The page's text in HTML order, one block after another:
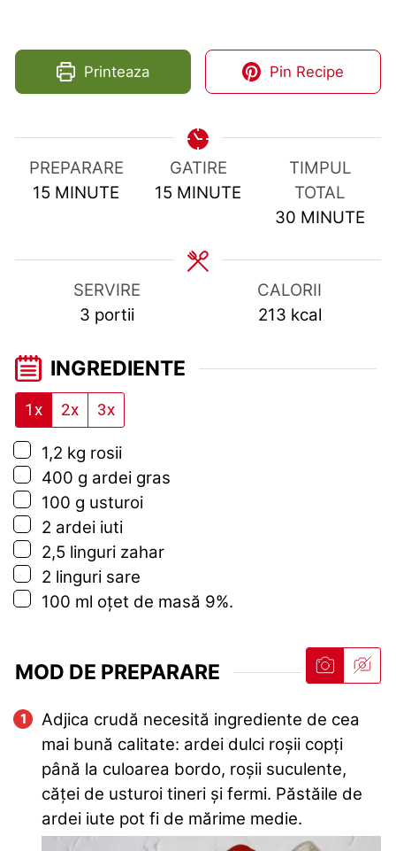
Printeaza Pin Recipe
PREPARARE
15 MINUTES
MINUTE
GATIRE
15 MINUTES
MINUTE
TIMPUL
TOTAL
30 MINUTES
MINUTE
SERVIRE
3 portii
CALORII
213 kcal
INGREDIENTE
1x 2x 3x
▢
1,2 kg rosii
▢
400 g ardei gras
▢
100 g usturoi
▢
2 ardei iuti
▢
2,5 linguri zahar
▢
2 linguri sare
▢
100 ml oțet de masă 9%.
MOD DE PREPARARE
Adjica crudă necesită ingrediente de cea
mai bună calitate: ardei dulci roșii copți
până la culoarea bordo, roșii suculente,
căței de usturoi tineri și fermi. Păstăile de
ardei iute pot fi de mărime medie.